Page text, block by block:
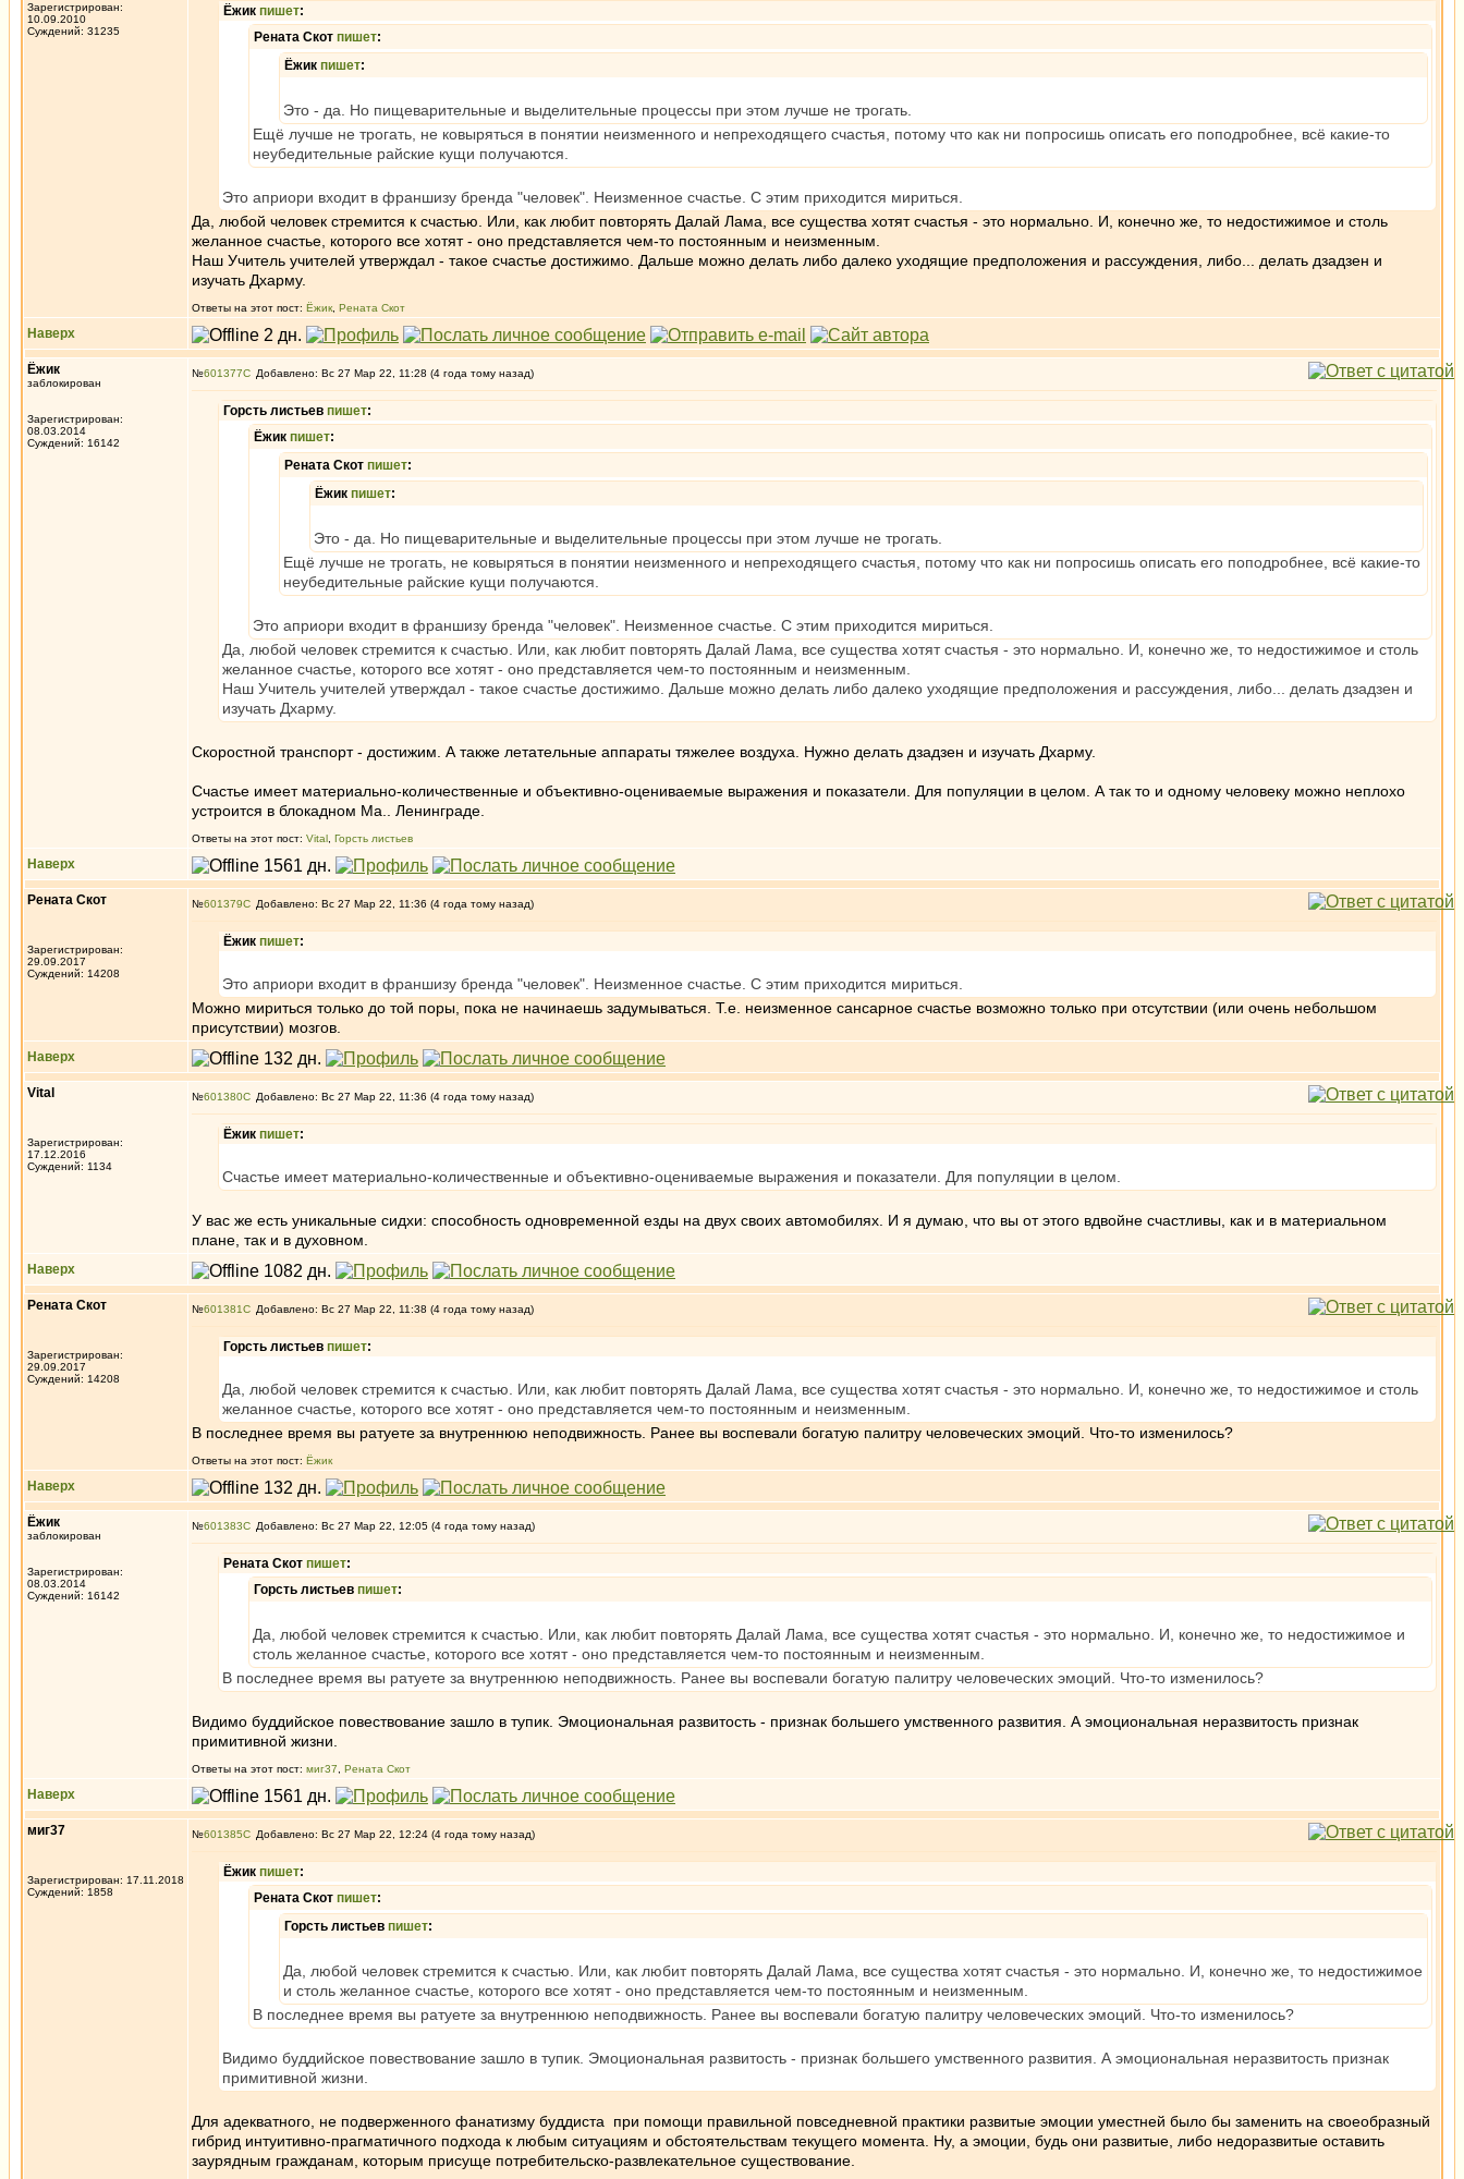
Зарегистрирован:
10.09.2010
Суждений: 31235
Ёжик пишет:
Рената Скот пишет:
Ёжик пишет:
Это - да. Но пищеварительные и выделительные процессы при этом лучше не трогать.
Ещё лучше не трогать, не ковыряться в понятии неизменного и непреходящего счастья, потому что как ни попросишь описать его поподробнее, всё какие-то
неубедительные райские кущи получаются.
Это априори входит в франшизу бренда "человек". Неизменное счастье. С этим приходится мириться.
Да, любой человек стремится к счастью. Или, как любит повторять Далай Лама, все существа хотят счастья - это нормально. И, конечно же, то недостижимое и столь
желанное счастье, которого все хотят - оно представляется чем-то постоянным и неизменным.
Наш Учитель учителей утверждал - такое счастье достижимо. Дальше можно делать либо далеко уходящие предположения и рассуждения, либо... делать дзадзен и
изучать Дхарму.
Ответы на этот пост: Ёжик Рената Скот
Наверх
Ёжик
заблокирован
Зарегистрирован:
08.03.2014
Суждений: 16142
№601377 Добавлено: Вс 27 Мар 22, 11:28 (4 года тому назад)
Горсть листьев пишет:
Ёжик пишет:
Рената Скот пишет:
Ёжик пишет:
Это - да. Но пищеварительные и выделительные процессы при этом лучше не трогать.
Ещё лучше не трогать, не ковыряться в понятии неизменного и непреходящего счастья, потому что как ни попросишь описать его поподробнее, всё какие-то
неубедительные райские кущи получаются.
Это априори входит в франшизу бренда "человек". Неизменное счастье. С этим приходится мириться.
Да, любой человек стремится к счастью. Или, как любит повторять Далай Лама, все существа хотят счастья - это нормально. И, конечно же, то недостижимое и столь
желанное счастье, которого все хотят - оно представляется чем-то постоянным и неизменным.
Наш Учитель учителей утверждал - такое счастье достижимо. Дальше можно делать либо далеко уходящие предположения и рассуждения, либо... делать дзадзен и
изучать Дхарму.
Скоростной транспорт - достижим. А также летательные аппараты тяжелее воздуха. Нужно делать дзадзен и изучать Дхарму.
Счастье имеет материально-количественные и объективно-оцениваемые выражения и показатели. Для популяции в целом. А так то и одному человеку можно неплохо
устроится в блокадном Ма.. Ленинграде.
Ответы на этот пост: Vital Горсть листьев
Наверх
Рената Скот
Зарегистрирован:
29.09.2017
Суждений: 14208
№601379 Добавлено: Вс 27 Мар 22, 11:36 (4 года тому назад)
Ёжик пишет:
Это априори входит в франшизу бренда "человек". Неизменное счастье. С этим приходится мириться.
Можно мириться только до той поры, пока не начинаешь задумываться. Т.е. неизменное сансарное счастье возможно только при отсутствии (или очень небольшом
присутствии) мозгов.
Наверх
Vital
Зарегистрирован:
17.12.2016
Суждений: 1134
№601380 Добавлено: Вс 27 Мар 22, 11:36 (4 года тому назад)
Ёжик пишет:
Счастье имеет материально-количественные и объективно-оцениваемые выражения и показатели. Для популяции в целом.
У вас же есть уникальные сидхи: способность одновременной езды на двух своих автомобилях. И я думаю, что вы от этого вдвойне счастливы, как и в материальном
плане, так и в духовном.
Наверх
Рената Скот
Зарегистрирован:
29.09.2017
Суждений: 14208
№601381 Добавлено: Вс 27 Мар 22, 11:38 (4 года тому назад)
Горсть листьев пишет:
Да, любой человек стремится к счастью. Или, как любит повторять Далай Лама, все существа хотят счастья - это нормально. И, конечно же, то недостижимое и столь
желанное счастье, которого все хотят - оно представляется чем-то постоянным и неизменным.
В последнее время вы ратуете за внутреннюю неподвижность. Ранее вы воспевали богатую палитру человеческих эмоций. Что-то изменилось?
Ответы на этот пост: Ёжик
Наверх
Ёжик
заблокирован
Зарегистрирован:
08.03.2014
Суждений: 16142
№601383 Добавлено: Вс 27 Мар 22, 12:05 (4 года тому назад)
Рената Скот пишет:
Горсть листьев пишет:
Да, любой человек стремится к счастью. Или, как любит повторять Далай Лама, все существа хотят счастья - это нормально. И, конечно же, то недостижимое и
столь желанное счастье, которого все хотят - оно представляется чем-то постоянным и неизменным.
В последнее время вы ратуете за внутреннюю неподвижность. Ранее вы воспевали богатую палитру человеческих эмоций. Что-то изменилось?
Видимо буддийское повествование зашло в тупик. Эмоциональная развитость - признак большего умственного развития. А эмоциональная неразвитость признак
примитивной жизни.
Ответы на этот пост: миг37 Рената Скот
Наверх
миг37
Зарегистрирован: 17.11.2018
Суждений: 1858
№601385 Добавлено: Вс 27 Мар 22, 12:24 (4 года тому назад)
Ёжик пишет:
Рената Скот пишет:
Горсть листьев пишет:
Да, любой человек стремится к счастью. Или, как любит повторять Далай Лама, все существа хотят счастья - это нормально. И, конечно же, то недостижимое
и столь желанное счастье, которого все хотят - оно представляется чем-то постоянным и неизменным.
В последнее время вы ратуете за внутреннюю неподвижность. Ранее вы воспевали богатую палитру человеческих эмоций. Что-то изменилось?
Видимо буддийское повествование зашло в тупик. Эмоциональная развитость - признак большего умственного развития. А эмоциональная неразвитость признак
примитивной жизни.
Для адекватного, не подверженного фанатизму буддиста при помощи правильной повседневной практики развитые эмоции уместней было бы заменить на своеобразный
гибрид интуитивно-прагматичного подхода к любым ситуациям и обстоятельствам текущего момента. Ну, а эмоции, будь они развитые, либо недоразвитые оставить
заурядным гражданам, которым присуще потребительско-развлекательное существование.